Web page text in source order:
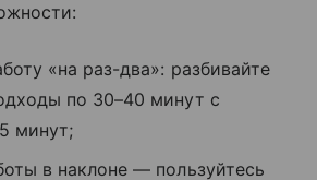
«на раз-два»: разбивайте
по 30–40 минут с
минут;
в наклоне — пользуйтесь